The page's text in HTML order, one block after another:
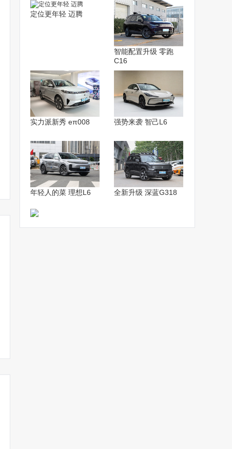
定位更年轻 迈腾
智能配置升级 零跑
C16
实力派新秀 eπ008 强势来袭 智己L6
年轻人的菜 理想L6 全新升级 深蓝G318